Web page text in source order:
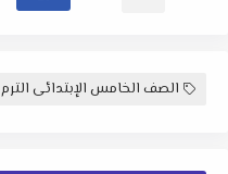
الصف الخامس الإبتدائى